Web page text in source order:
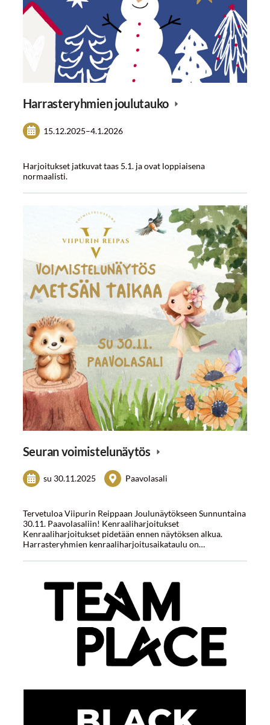
Harrasteryhmien joulutauko
15.12.2025–4.1.2026
Harjoitukset jatkuvat taas 5.1. ja ovat loppiaisena
normaalisti.
Seuran voimistelunäytös
su 30.11.2025 Paavolasali
Tervetuloa Viipurin Reippaan Joulunäytökseen Sunnuntaina
30.11. Paavolasaliin! Kenraaliharjoitukset
Kenraaliharjoitukset pidetään ennen näytöksen alkua.
Harrasteryhmien kenraaliharjoitusaikataulu on…